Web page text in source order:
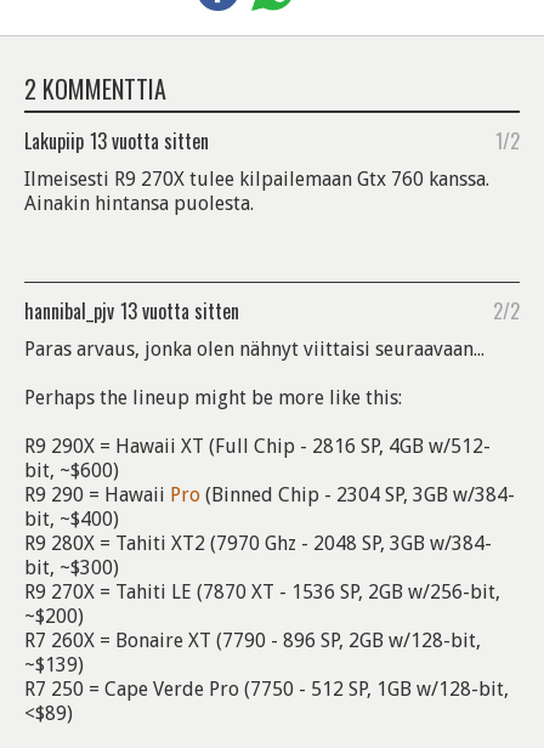
2 KOMMENTTIA
Lakupiip 13 vuotta sitten 1/2
Ilmeisesti R9 270X tulee kilpailemaan Gtx 760 kanssa.
Ainakin hintansa puolesta.
hannibal_pjv 13 vuotta sitten 2/2
Paras arvaus, jonka olen nähnyt viittaisi seuraavaan...
Perhaps the lineup might be more like this:
R9 290X = Hawaii XT (Full Chip - 2816 SP, 4GB w/512-
bit, ~$600)
R9 290 = Hawaii Pro (Binned Chip - 2304 SP, 3GB w/384-
bit, ~$400)
R9 280X = Tahiti XT2 (7970 Ghz - 2048 SP, 3GB w/384-
bit, ~$300)
R9 270X = Tahiti LE (7870 XT - 1536 SP, 2GB w/256-bit,
~$200)
R7 260X = Bonaire XT (7790 - 896 SP, 2GB w/128-bit,
~$139)
R7 250 = Cape Verde Pro (7750 - 512 SP, 1GB w/128-bit,
<$89)